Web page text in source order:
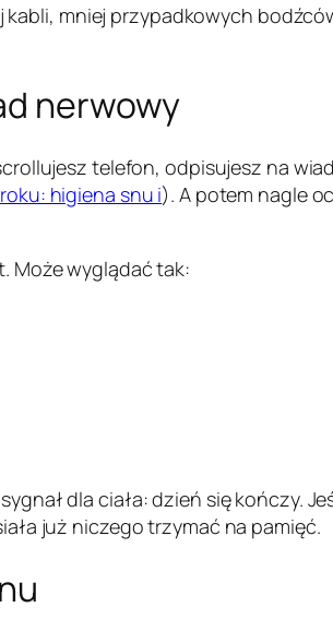
kabli, mniej przypadkowych
nerwowy
telefon, odpisujesz na
higiena snu i). A potem nagle
Może wyglądać tak:
dla ciała: dzień się kończy.
już niczego trzymać na pamięć.